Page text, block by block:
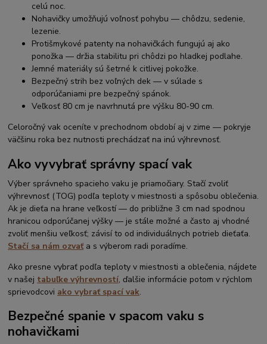
celú noc.
Nohavičky umožňujú voľnosť pohybu — chôdzu, sedenie,
lezenie.
Protišmykové patenty na nohavičkách fungujú aj ako
ponožka — držia stabilitu pri chôdzi po hladkej podlahe.
Jemné materiály sú šetrné k citlivej pokožke.
Bezpečný strih bez voľných dek — v súlade s
odporúčaniami pre bezpečný spánok.
Veľkosť 80 cm je navrhnutá pre výšku 80-90 cm.
Celoročný vak oceníte v prechodnom období aj v zime — pokryje
väčšinu roka bez nutnosti prechádzať na inú výhrevnosť.
Ako vyvybrať správny spací vak
Výber správneho spacieho vaku je priamočiary. Stačí zvoliť
výhrevnosť (TOG) podľa teploty v miestnosti a spôsobu oblečenia.
Ak je dieťa na hrane veľkostí — do približne 3 cm nad spodnou
hranicou odporúčanej výšky — je stále možné a často aj vhodné
zvoliť menšiu veľkosť; závisí to od individuálnych potrieb dieťaťa.
Stačí sa nám ozvaťa s výberom radi poradíme.
Ako presne vybrať podľa teploty v miestnosti a oblečenia, nájdete
v našej tabuľke výhrevností, ďalšie informácie potom v rýchlom
sprievodcovi ako vybrať spací vak.
Bezpečné spanie v spacom vaku s
nohavičkami